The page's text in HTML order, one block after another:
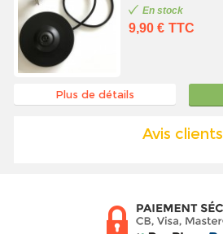
En stock
9,90 € TTC
Plus de détails
Avis clients